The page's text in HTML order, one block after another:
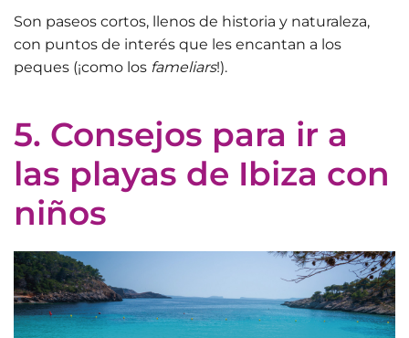
Son paseos cortos, llenos de historia y naturaleza,
con puntos de interés que les encantan a los
peques (¡como los fameliars!).
5. Consejos para ir a
las playas de Ibiza con
niños